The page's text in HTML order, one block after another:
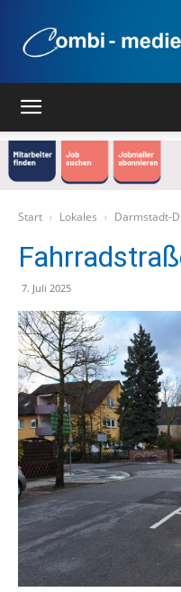
Start Lokales Darmstadt-
7. Juli 2025